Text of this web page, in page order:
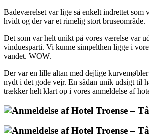
Badeværelset var lige så enkelt indrettet som
hvidt og der var et rimelig stort bruseområde.
Det som var helt unikt på vores værelse var
vinduesparti. Vi kunne simpelthen ligge i
vandet. WOW.
Der var en lille altan med dejlige
nydt i det gode vejr. En sådan unik udsigt til
trækker helt klart op i vores anmeldelse af